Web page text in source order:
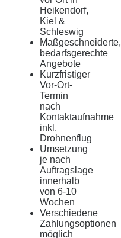
Heikendorf,
Kiel &
Schleswig
Maßgeschneiderte,
bedarfsgerechte
Angebote
Kurzfristiger
Vor-Ort-
Termin
nach
Kontaktaufnahme
inkl.
Drohnenflug
Umsetzung
je nach
Auftragslage
innerhalb
von 6-10
Wochen
Verschiedene
Zahlungsoptionen
möglich